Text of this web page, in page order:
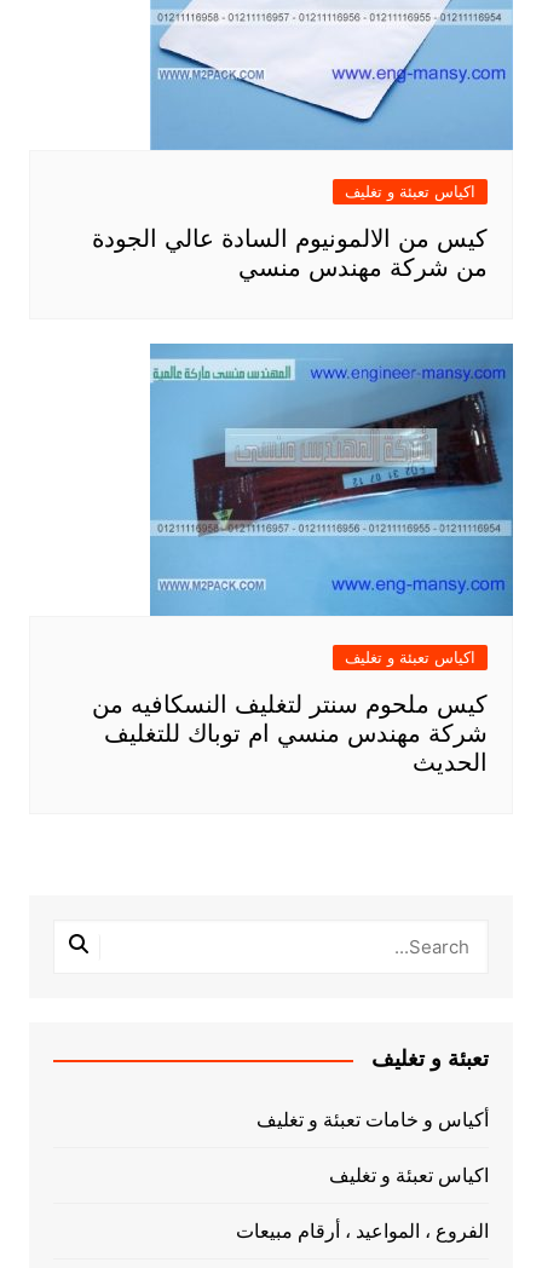
اكياس تعبئة و تغليف
كيس من الالمونيوم السادة عالي الجودة
من شركة مهندس منسي
اكياس تعبئة و تغليف
كيس ملحوم سنتر لتغليف النسكافيه من
شركة مهندس منسي ام توباك للتغليف
الحديث
تعبئة و تغليف
أكياس و خامات تعبئة و تغليف
اكياس تعبئة و تغليف
الفروع ، المواعيد ، أرقام مبيعات